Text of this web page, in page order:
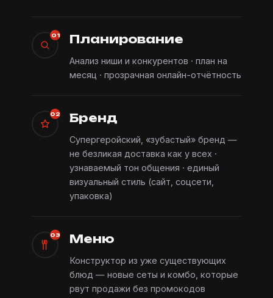
01 Планирование
Анализ ниши и конкурентов · план на
месяц · прозрачная онлайн-отчётность
02 Бренд
Супергеройский, «зубастый» бренд —
не безликая доставка как у всех ·
узнаваемый тон общения · единый
визуальный стиль (сайт, соцсети,
упаковка)
03 Меню
Конструктор из уже существующих
блюд — новые сеты и комбо, которые
рвут продажи без промокодов